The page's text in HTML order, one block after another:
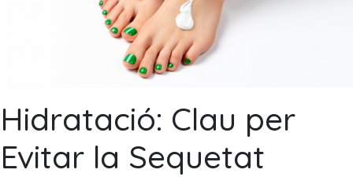
Hidratació: Clau per
Evitar la Sequetat